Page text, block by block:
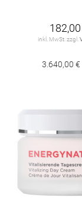
inkl. MwSt. zzgl.
3.640,00 €